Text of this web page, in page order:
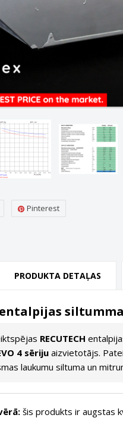
Pinterest
PRODUKTA DETAĻAS
entalpijas
RECUTECH
4 sērijuaizvietotājs.
laukumu siltuma un
šis produkts ir augstas